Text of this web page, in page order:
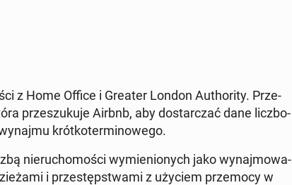
z Home Office i Greater London Au­tho­ri­ty. Prze­
prze­szu­ku­je Airbnb, aby do­star­czać dane licz­bo­
krót­ko­ter­mi­no­we­go.
nie­ru­cho­mo­ści wy­mie­nio­nych jako wy­naj­mo­wa­
i prze­stęp­stwa­mi z użyciem prze­mo­cy w